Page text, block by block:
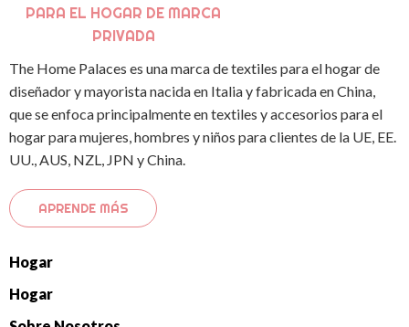
PARA EL HOGAR DE MARCA
PRIVADA
The Home Palaces es una marca de textiles para el hogar de
diseñador y mayorista nacida en Italia y fabricada en China,
que se enfoca principalmente en textiles y accesorios para el
hogar para mujeres, hombres y niños para clientes de la UE, EE.
UU., AUS, NZL, JPN y China.
APRENDE MÁS
Hogar
Hogar